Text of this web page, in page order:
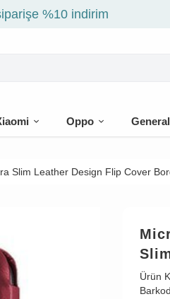
%10 indirim
Oppo
Slim Leather Design Flip Cover
Ürün